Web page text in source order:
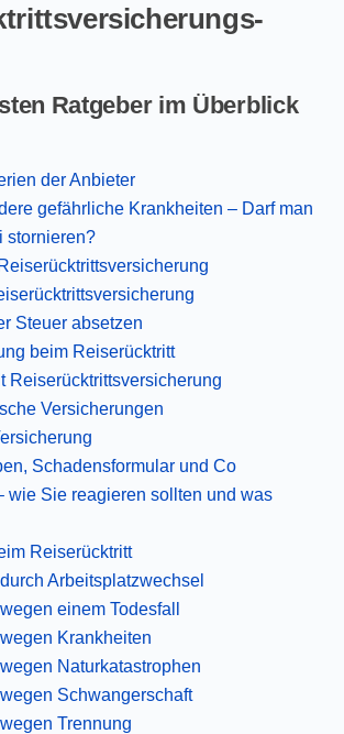
Ratgeber im Überblick
der Anbieter
gefährliche Krankheiten – Darf man
stornieren?
Steuer absetzen
beim Reiserücktritt
Reiserücktrittsversicherung
Versicherungen
Schadensformular und Co
wie Sie reagieren sollten und was
Reiserücktritt
Arbeitsplatzwechsel
einem Todesfall
Krankheiten
Naturkatastrophen
Schwangerschaft
Trennung